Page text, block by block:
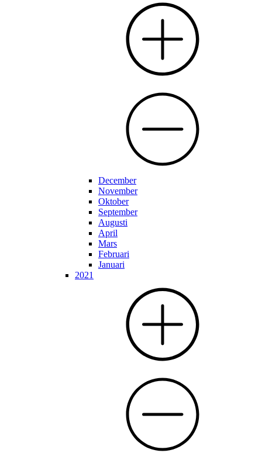
December
November
Oktober
September
Augusti
April
Mars
Februari
Januari
2021